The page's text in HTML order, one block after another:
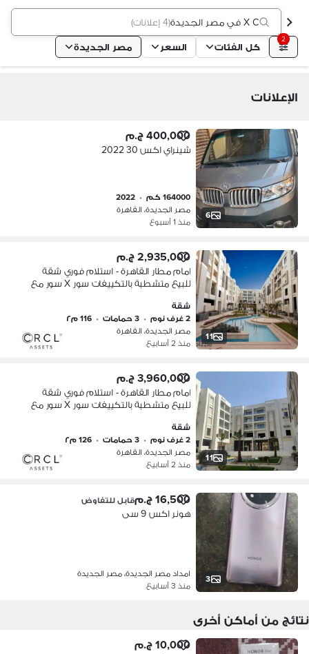
X C في مصر الجديدة (4 إعلانات )
2
كل الفئات السعر مصر الجديدة
الإعلانات
6
400,000 ج.م
شينراي اكس 30 2022
164000 كم •
2022
مصر الجديدة، القاهرة
منذ 1 أسبوع
11
2,935,000 ج.م
امام مطار القاهرة - استلام فوري شقة
للبيع متشطبة بالتكييفات سور X سور مع
شقة
2 غرف نوم
• 3 حمامات • 116 م٢
مصر الجديدة، القاهرة
منذ 2 أسابيع
11
3,960,000 ج.م
امام مطار القاهرة - استلام فوري شقة
للبيع متشطبة بالتكييفات سور X سور مع
شقة
2 غرف نوم
• 3 حمامات • 126 م٢
مصر الجديدة، القاهرة
منذ 2 أسابيع
3
16,500 ج.م قابل للتفاوض
هونر اكس 9 سى
امداد مصر الجديدة، مصر الجديدة
منذ 3 أسابيع
نتائج من أماكن أخرى
10,000 ج.م